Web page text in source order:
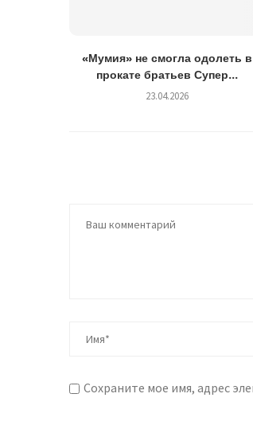
«Мумия» не смогла одолеть в
прокате братьев Супер...
23.04.2026
Сохраните мое имя, адрес